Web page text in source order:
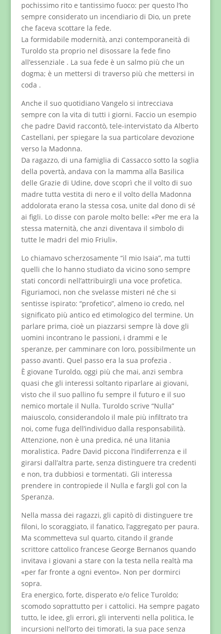
pochissimo rito e tantissimo fuoco: per questo l’ho
sempre considerato un incendiario di Dio, un prete
che faceva scottare la fede.
La formidabile modernità, anzi contemporaneità di
Turoldo sta proprio nel disossare la fede fino
all’essenziale . La sua fede è un salmo più che un
dogma; è un mettersi di traverso più che mettersi in
coda .
Anche il suo quotidiano Vangelo si intrecciava
sempre con la vita di tutti i giorni. Faccio un esempio
che padre David raccontò, tele-intervistato da Alberto
Castellani, per spiegare la sua particolare devozione
verso la Madonna.
Da ragazzo, di una famiglia di Cassacco sotto la soglia
della povertà, andava con la mamma alla Basilica
delle Grazie di Udine, dove scoprì che il volto di suo
madre tutta vestita di nero e il volto della Madonna
addolorata erano la stessa cosa, unite dal dono di sé
ai figli. Lo disse con parole molto belle: «Per me era la
stessa maternità, che anzi diventava il simbolo di
tutte le madri del mio Friuli».
Lo chiamavo scherzosamente “il mio Isaia”, ma tutti
quelli che lo hanno studiato da vicino sono sempre
stati concordi nell’attribuirgli una voce profetica.
Figuriamoci, non che svelasse misteri né che si
sentisse ispirato: “profetico”, almeno io credo, nel
significato più antico ed etimologico del termine. Un
parlare prima, cioè un piazzarsi sempre là dove gli
uomini incontrano le passioni, i drammi e le
speranze, per camminare con loro, possibilmente un
passo avanti. Quel passo era la sua profezia .
È giovane Turoldo, oggi più che mai, anzi sembra
quasi che gli interessi soltanto riparlare ai giovani,
visto che il suo pallino fu sempre il futuro e il suo
nemico mortale il Nulla. Turoldo scrive “Nulla”
maiuscolo, considerandolo il male più infiltrato tra
noi, come fuga dell’individuo dalla responsabilità.
Attenzione, non è una predica, né una litania
moralistica. Padre David piccona l’indiferrenza e il
girarsi dall’altra parte, senza distinguere tra credenti
e non, tra dubbiosi e tormentati. Gli interessa
prendere in contropiede il Nulla e fargli gol con la
Speranza.
Nella massa dei ragazzi, gli capitò di distinguere tre
filoni, lo scoraggiato, il fanatico, l’aggregato per paura.
Ma scommetteva sul quarto, citando il grande
scrittore cattolico francese George Bernanos quando
invitava i giovani a stare con la testa nella realtà ma
«per far fronte a ogni evento». Non per dormirci
sopra.
Era energico, forte, disperato e/o felice Turoldo;
scomodo soprattutto per i cattolici. Ha sempre pagato
tutto, le idee, gli errori, gli interventi nella politica, le
incursioni nell’orto dei timorati, la sua pace senza